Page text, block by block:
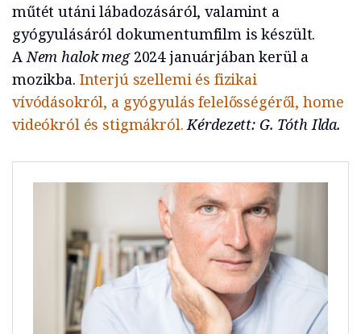
műtét utáni lábadozásáról, valamint a
gyógyulásáról dokumentumfilm is készült.
ANem halok meg2024 januárjában kerül a
mozikba. Interjú szellemi és fizikai
vívódásokról, a gyógyulás felelősségéről, home
videókról és stigmákról. Kérdezett: G. Tóth Ilda.